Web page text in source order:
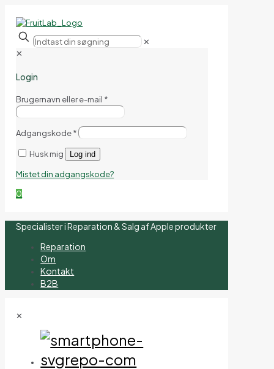
✕
✕
Login
Brugernavn eller e-mail *
Adgangskode*
Husk mig Log ind
Mistet din adgangskode?
0
Specialister i Reparation & Salg af Apple produkter
Reparation
Om
Kontakt
B2B
✕